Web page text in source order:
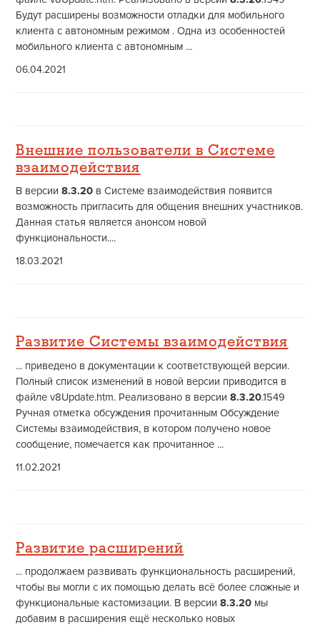
Будут расширены возможности отладки для мобильного
клиента с автономным режимом . Одна из особенностей
мобильного клиента с автономным ...
06.04.2021
Внешние пользователи в Системе
взаимодействия
В версии8.3.20 в Системе взаимодействия появится
возможность пригласить для общения внешних участников.
Данная статья является анонсом новой
функциональности....
18.03.2021
Развитие Системы взаимодействия
... приведено в документации к соответствующей версии.
Полный список изменений в новой версии приводится в
файле v8Update.htm. Реализовано в версии8.3.20.1549
Ручная отметка обсуждения прочитанным Обсуждение
Системы взаимодействия, в котором получено новое
сообщение, помечается как прочитанное ...
11.02.2021
Развитие расширений
... продолжаем развивать функциональность расширений,
чтобы вы могли с их помощью делать всё более сложные и
функциональные кастомизации. В версии8.3.20 мы
добавим в расширения ещё несколько новых